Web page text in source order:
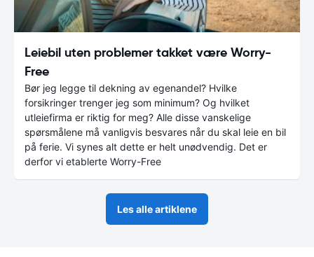
Leiebil uten problemer takket være Worry-
Free
Bør jeg legge til dekning av egenandel? Hvilke
forsikringer trenger jeg som minimum? Og hvilket
utleiefirma er riktig for meg? Alle disse vanskelige
spørsmålene må vanligvis besvares når du skal leie en bil
på ferie. Vi synes alt dette er helt unødvendig. Det er
derfor vi etablerte Worry-Free
Les alle artiklene